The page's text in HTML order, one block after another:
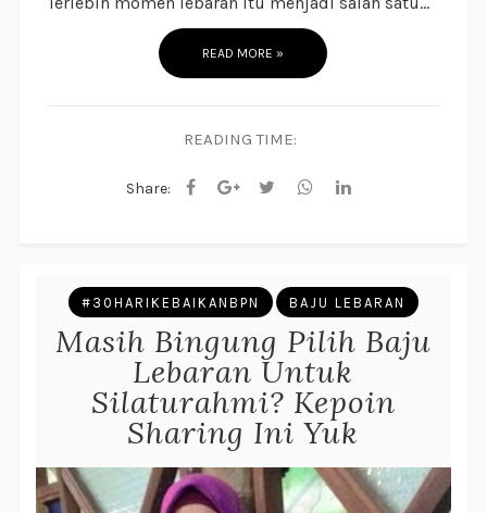
READ MORE »
READING TIME:
Share:
#30HARIKEBAIKANBPN BAJU LEBARAN
Masih Bingung Pilih Baju
Lebaran Untuk
Silaturahmi? Kepoin
Sharing Ini Yuk